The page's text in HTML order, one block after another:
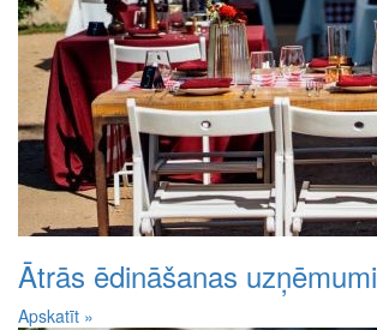
Ātrās ēdināšanas uzņēmumi
Apskatīt »